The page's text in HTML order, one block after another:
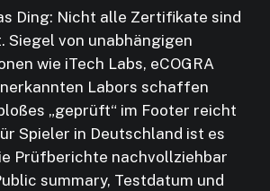
Ding: Nicht alle Zertifikate sind
Siegel von unabhängigen
wie iTech Labs, eCOGRA
Labors schaffen
„geprüft“ im Footer reicht
Spieler in Deutschland ist es
Prüfberichte nachvollziehbar
summary, Testdatum und